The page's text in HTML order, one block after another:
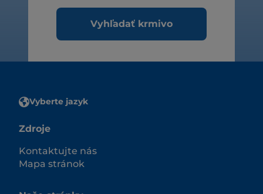
Vyhľadať krmivo
Vyberte jazyk
Zdroje
Kontaktujte nás
Mapa stránok